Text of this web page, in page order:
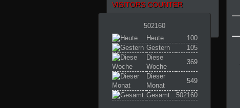
VISITORS COUNTER
502160
Heute
100
Gestern
105
Diese
Woche
369
Dieser
Monat
549
Gesamt
502160